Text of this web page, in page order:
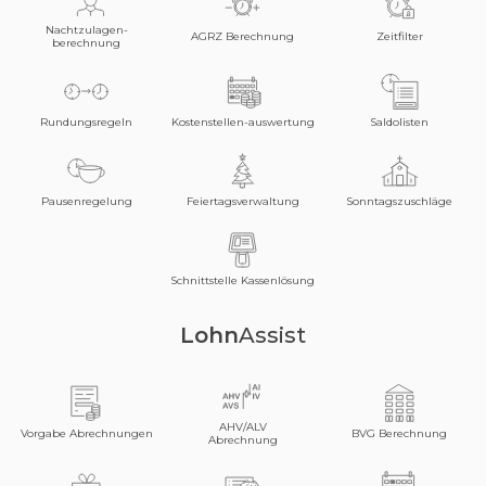
Nachtzulagen-
berechnung
AGRZ Berechnung Zeitfilter
Rundungsregeln
Pausenregelung Feiertagsverwaltung Sonntagszuschläge
Kostenstellen-auswertung Saldolisten
Schnittstelle Kassenlösung
LohnAssist
Vorgabe Abrechnungen
AHV/ALV
Abrechnung
BVG Berechnung